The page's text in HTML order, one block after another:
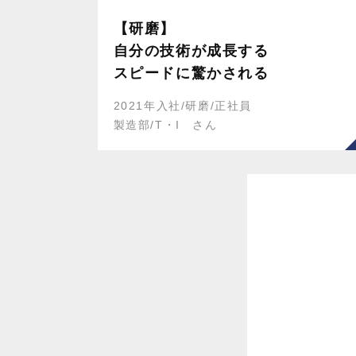
【研磨】
自分の技術が成長する
スピードに驚かされる
2021年入社/研磨/正社員
製造部/T・I さん